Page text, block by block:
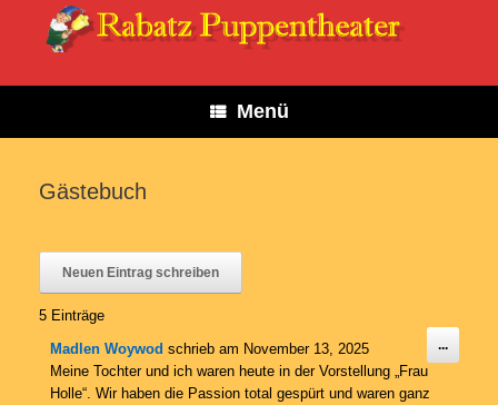
springen
Menü
Gästebuch
5 Einträge
Madlen Woywod schrieb am November 13, 2025
Meine Tochter und ich waren heute in der Vorstellung „Frau
Holle“. Wir haben die Passion total gespürt und waren ganz
...